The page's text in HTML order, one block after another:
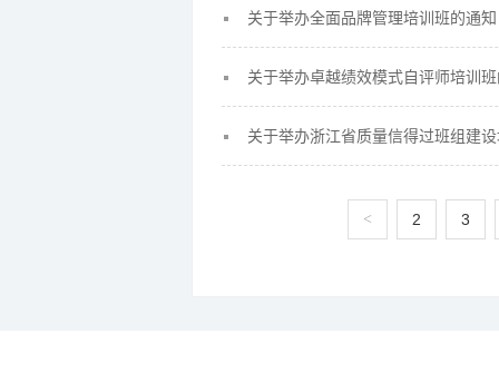
关于举办全面品牌管理培训班的通知
关于举办卓越绩效模式自评师培训
关于举办浙江省质量信得过班组建
< 2 3